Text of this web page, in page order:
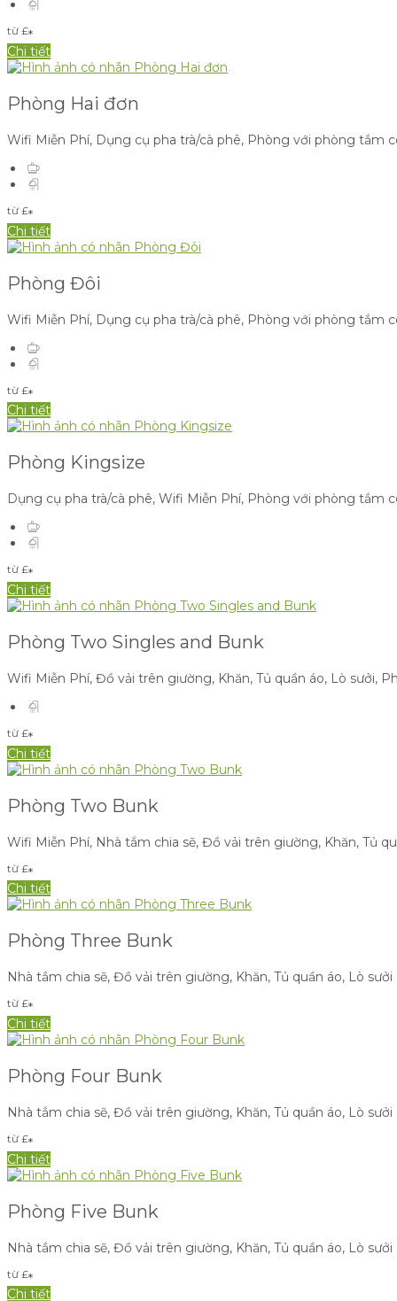
từ £*
Chi tiết
Phòng Hai đơn
Wifi Miễn Phí, Dụng cụ pha trà/cà phê, Phòng với phòng tắm
từ £*
Chi tiết
Phòng Đôi
Wifi Miễn Phí, Dụng cụ pha trà/cà phê, Phòng với phòng tắm
từ £*
Chi tiết
Phòng Kingsize
Dụng cụ pha trà/cà phê, Wifi Miễn Phí, Phòng với phòng tắm
từ £*
Chi tiết
Phòng Two Singles and Bunk
Wifi Miễn Phí, Đồ vải trên giường, Khăn, Tủ quần áo, Lò sưởi,
từ £*
Chi tiết
Phòng Two Bunk
Wifi Miễn Phí, Nhà tắm chia sẽ, Đồ vải trên giường, Khăn, Tủ
từ £*
Chi tiết
Phòng Three Bunk
Nhà tắm chia sẽ, Đồ vải trên giường, Khăn, Tủ quần áo, Lò sưởi
từ £*
Chi tiết
Phòng Four Bunk
Nhà tắm chia sẽ, Đồ vải trên giường, Khăn, Tủ quần áo, Lò sưởi
từ £*
Chi tiết
Phòng Five Bunk
Nhà tắm chia sẽ, Đồ vải trên giường, Khăn, Tủ quần áo, Lò sưởi
từ £*
Chi tiết